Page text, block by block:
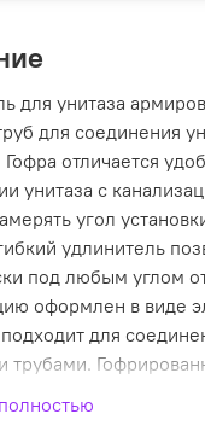
для унитаза
для соединения
Гофра отличается
унитаза с
угол
удлинитель
под любым углом
оформлен в виде
для
трубами.
что